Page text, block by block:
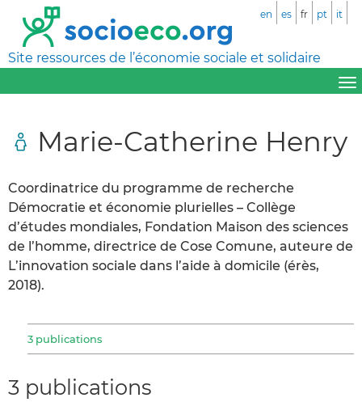
Site ressources de l’économie sociale et solidaire
en es fr pt it
Marie-Catherine Henry
Coordinatrice du programme de recherche
Démocratie et économie plurielles – Collège
d’études mondiales, Fondation Maison des sciences
de l’homme, directrice de Cose Comune, auteure de
L’innovation sociale dans l’aide à domicile (érès,
2018).
3 publications
3 publications